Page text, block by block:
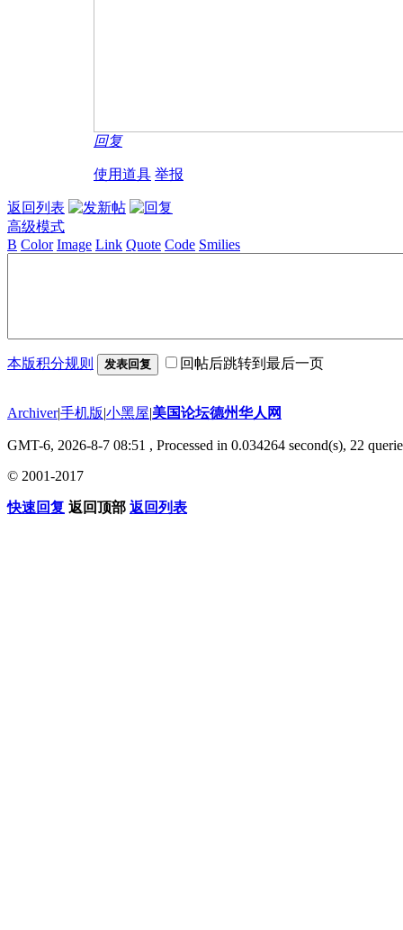
回复
使用道具 举报
返回列表
高级模式
B Color Image Link Quote Code Smilies
本版积分规则 发表回复 回帖后跳转到最后一页
Archiver|手机版|小黑屋|美国论坛德州华人网
GMT-6, 2026-8-7 08:51 , Processed in 0.034264 second(s), 22
© 2001-2017
快速回复 返回顶部 返回列表